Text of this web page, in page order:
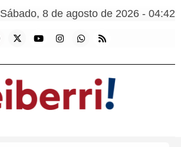
Sábado, 8 de agosto de 2026 - 04:42